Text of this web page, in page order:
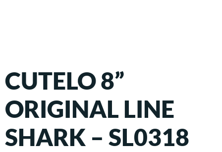
CUTELO 8”
ORIGINAL LINE
SHARK – SL0318